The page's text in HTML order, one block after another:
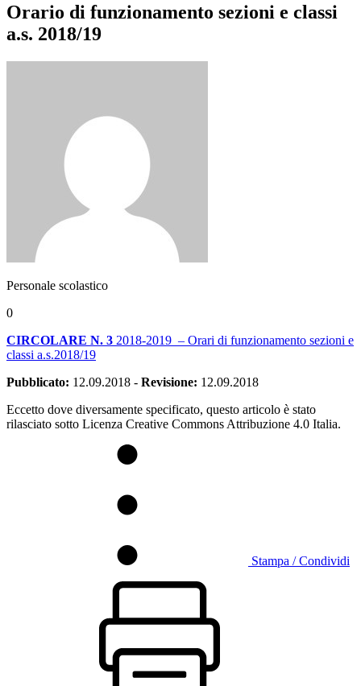
Orario di funzionamento sezioni e classi
a.s. 2018/19
Personale scolastico
0
CIRCOLARE N. 3 2018-2019 – Orari di funzionamento sezioni e
classi a.s.2018/19
Pubblicato: 12.09.2018 - Revisione: 12.09.2018
Eccetto dove diversamente specificato, questo articolo è stato
rilasciato sotto Licenza Creative Commons Attribuzione 4.0 Italia.
Stampa / Condividi